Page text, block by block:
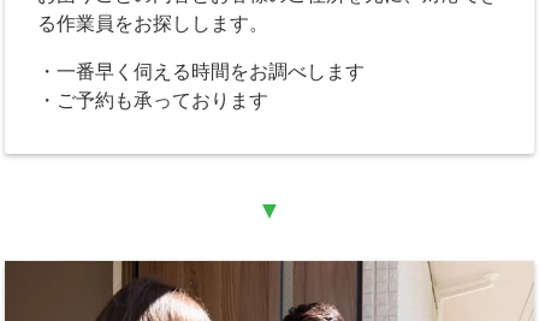
る作業員をお探しします。
・一番早く伺える時間をお調べします
・ご予約も承っております
▼